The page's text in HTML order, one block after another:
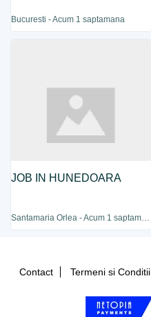
Bucuresti - Acum 1 saptamana
JOB IN HUNEDOARA
Santamaria Orlea - Acum 1 saptamana
Contact Termeni si Conditii